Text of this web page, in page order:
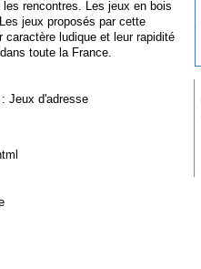
rencontres. Les jeux en bois
jeux proposés par cette
ludique et leur rapidité
toute la France.
Jeux d'adresse